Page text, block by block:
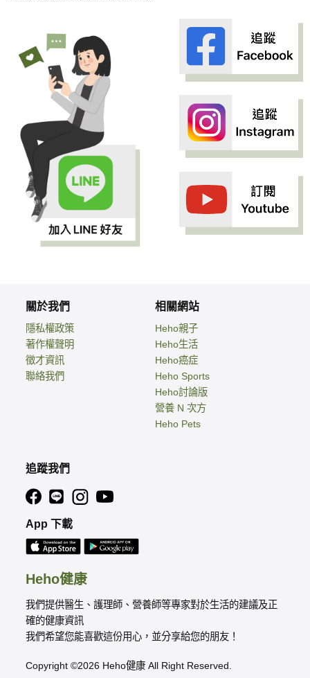
Heho健康
我們提供醫生、護理師、營養師等專家對於生活的建議及正
確的健康資訊
我們希望您能喜歡這份用心，並分享給您的朋友！
Copyright ©2026 Heho健康 All Right Reserved.
關於我們
隱私權政策
著作權聲明
徵才資訊
聯絡我們
相關網站
Heho親子
Heho生活
Heho癌症
Heho Sports
Heho討論版
營養 N 次方
Heho Pets
追蹤我們
App 下載